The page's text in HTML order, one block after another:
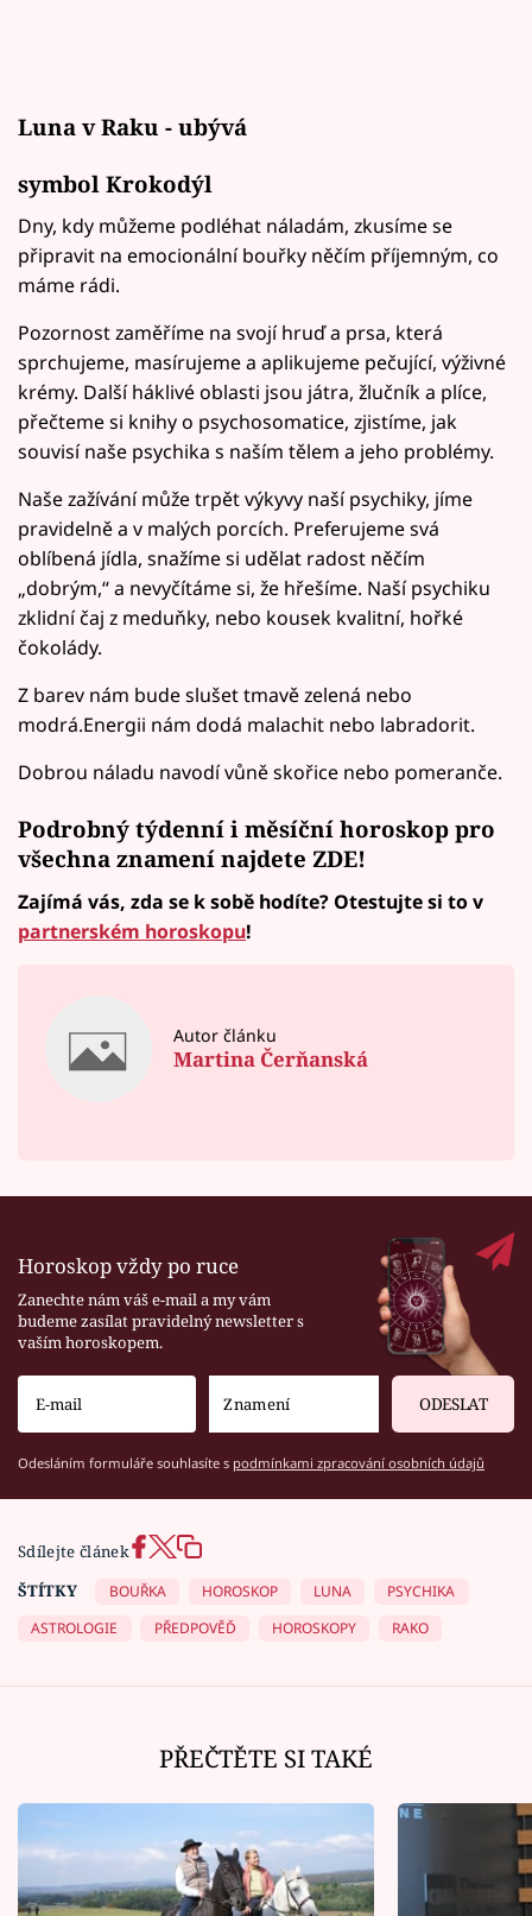
Luna v Raku - ubývá
symbol Krokodýl
Dny, kdy můžeme podléhat náladám, zkusíme se
připravit na emocionální bouřky něčím příjemným, co
máme rádi.
Pozornost zaměříme na svojí hruď a prsa, která
sprchujeme, masírujeme a aplikujeme pečující, výživné
krémy. Další háklivé oblasti jsou játra, žlučník a plíce,
přečteme si knihy o psychosomatice, zjistíme, jak
souvisí naše psychika s naším tělem a jeho problémy.
Naše zažívání může trpět výkyvy naší psychiky, jíme
pravidelně a v malých porcích. Preferujeme svá
oblíbená jídla, snažíme si udělat radost něčím
„dobrým,“ a nevyčítáme si, že hřešíme. Naší psychiku
zklidní čaj z meduňky, nebo kousek kvalitní, hořké
čokolády.
Z barev nám bude slušet tmavě zelená nebo
modrá.Energii nám dodá malachit nebo labradorit.
Dobrou náladu navodí vůně skořice nebo pomeranče.
Podrobný týdenní i měsíční horoskop pro
všechna znamení najdete ZDE!
Zajímá vás, zda se k sobě hodíte? Otestujte si to v
partnerském horoskopu!
Autor článku
Martina Čerňanská
Horoskop vždy po ruce
Zanechte nám váš e-mail a my vám
budeme zasílat pravidelný newsletter s
vaším horoskopem.
ODESLAT
Odesláním formuláře souhlasíte s podmínkami zpracování osobních údajů
Sdílejte článek
ŠTÍTKY
BOUŘKA HOROSKOP LUNA
PSYCHIKA
ASTROLOGIE
PŘEDPOVĚĎ HOROSKOPY RAKO
PŘEČTĚTE SI TAKÉ